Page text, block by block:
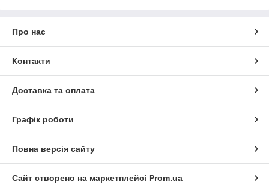
Про нас
Контакти
Доставка та оплата
Графік роботи
Повна версія сайту
Сайт створено на маркетплейсі Prom.ua